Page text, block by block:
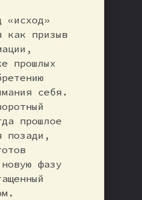
«исход»
как призыв
прошлых
себя.
прошлое
позади,
фазу